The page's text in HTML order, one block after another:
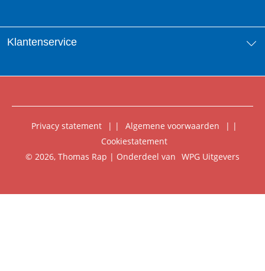
Vacatures
Nieuwsbrief
Foreign Rights
Klantenservice
Privacy statement | Algemene voorwaarden
|
Cookiestatement
© 2026, Thomas Rap | Onderdeel van WPG Uitgevers